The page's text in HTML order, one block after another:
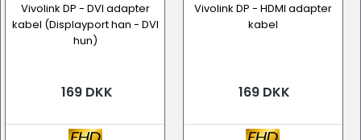
Vivolink DP - DVI adapter
kabel (Displayport han - DVI
hun)
169 DKK
Vivolink DP - HDMI adapter
kabel
169 DKK